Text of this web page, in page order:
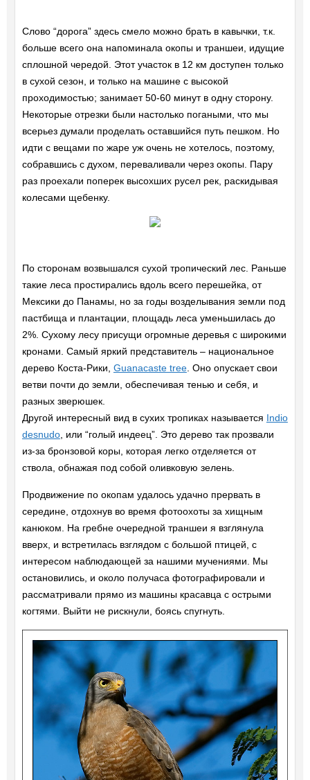
Слово “дорога” здесь смело можно брать в кавычки, т.к.
больше всего она напоминала окопы и траншеи, идущие
сплошной чередой. Этот участок в 12 км доступен только
в сухой сезон, и только на машине с высокой
проходимостью; занимает 50-60 минут в одну сторону.
Некоторые отрезки были настолько погаными, что мы
всерьез думали проделать оставшийся путь пешком. Но
идти с вещами по жаре уж очень не хотелось, поэтому,
собравшись с духом, переваливали через окопы. Пару
раз проехали поперек высохших русел рек, раскидывая
колесами щебенку.
По сторонам возвышался сухой тропический лес. Раньше
такие леса простирались вдоль всего перешейка, от
Мексики до Панамы, но за годы возделывания земли под
пастбища и плантации, площадь леса уменьшилась до
2%. Сухому лесу присущи огромные деревья с широкими
кронами. Самый яркий представитель – национальное
дерево Коста-Рики, Guanacaste tree. Оно опускает свои
ветви почти до земли, обеспечивая тенью и себя, и
разных зверюшек.
Другой интересный вид в сухих тропиках называется Indio
desnudo, или “голый индеец”. Это дерево так прозвали
из-за бронзовой коры, которая легко отделяется от
ствола, обнажая под собой оливковую зелень.
Продвижение по окопам удалось удачно прервать в
середине, отдохнув во время фотоохоты за хищным
канюком. На гребне очередной траншеи я взглянула
вверх, и встретилась взглядом с большой птицей, с
интересом наблюдающей за нашими мучениями. Мы
остановились, и около получаса фотографировали и
рассматривали прямо из машины красавца с острыми
когтями. Выйти не рискнули, боясь спугнуть.